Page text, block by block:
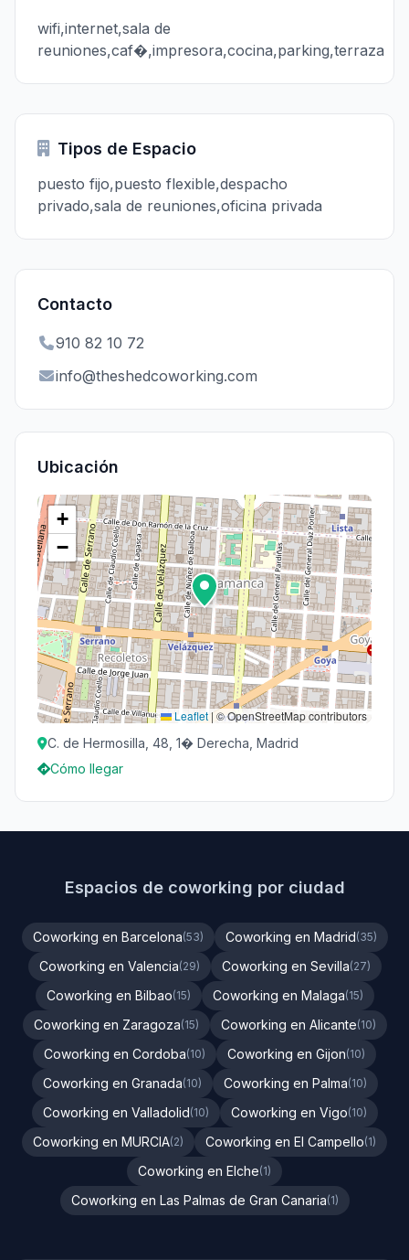
wifi,internet,sala de
reuniones,caf�,impresora,cocina,parking,terraza
Tipos de Espacio
puesto fijo,puesto flexible,despacho
privado,sala de reuniones,oficina privada
Contacto
910 82 10 72
info@theshedcoworking.com
Ubicación
+
−
Leaflet|© OpenStreetMap contributors
C. de Hermosilla, 48, 1� Derecha, Madrid
Cómo llegar
Espacios de coworking por ciudad
Coworking en Barcelona(53) Coworking en Madrid(35)
Coworking en Valencia(29) Coworking en Sevilla(27)
Coworking en Bilbao(15) Coworking en Malaga(15)
Coworking en Zaragoza(15) Coworking en Alicante(10)
Coworking en Cordoba(10) Coworking en Gijon(10)
Coworking en Granada(10) Coworking en Palma(10)
Coworking en Valladolid(10) Coworking en Vigo(10)
Coworking en MURCIA(2) Coworking en El Campello(1)
Coworking en Elche(1)
Coworking en Las Palmas de Gran Canaria(1)